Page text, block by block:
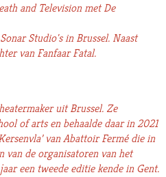
and Television met De
Studio's in Brussel. Naast
van Fanfaar Fatal.
uit Brussel. Ze
of arts en behaalde daar in 2021
van Abattoir Fermé die in
van de organisatoren van het
een tweede editie kende in Gent.